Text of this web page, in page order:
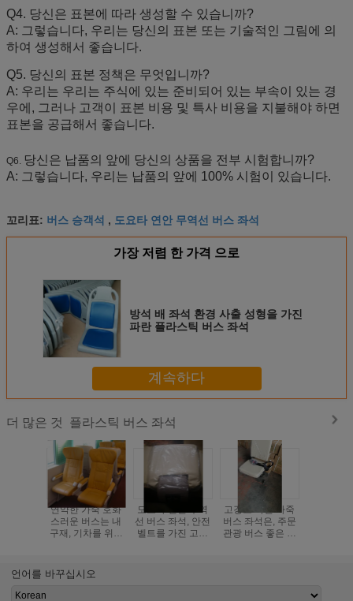
Q4. 당신은 표본에 따라 생성할 수 있습니까?
A: 그렇습니다, 우리는 당신의 표본 또는 기술적인 그림에 의
하여 생성해서 좋습니다.
Q5. 당신의 표본 정책은 무엇입니까?
A: 우리는 우리는 주식에 있는 준비되어 있는 부속이 있는 경
우에, 그러나 고객이 표본 비용 및 특사 비용을 지불해야 하면
표본을 공급해서 좋습니다.
Q6. 당신은 납품의 앞에 당신의 상품을 전부 시험합니까?
A: 그렇습니다, 우리는 납품의 앞에 100% 시험이 있습니다.
꼬리표: 버스 승객석 , 도요타 연안 무역선 버스 좌석
가장 저렴 한 가격 으로
방석 배 좌석 환경 사출 성형을 가진
파란 플라스틱 버스 좌석
계속하다
더 많은 것 플라스틱 버스 좌석
연약한 가죽 호화
스러운 버스는 내
구재, 기차를 위한
줍니다
도요타 연안 무역
선 버스 좌석, 안전
벨트를 가진 고수
고강도 하얀 가죽
버스 좌석은, 주문
관광 버스 좋은 가
언어를 바꾸십시오